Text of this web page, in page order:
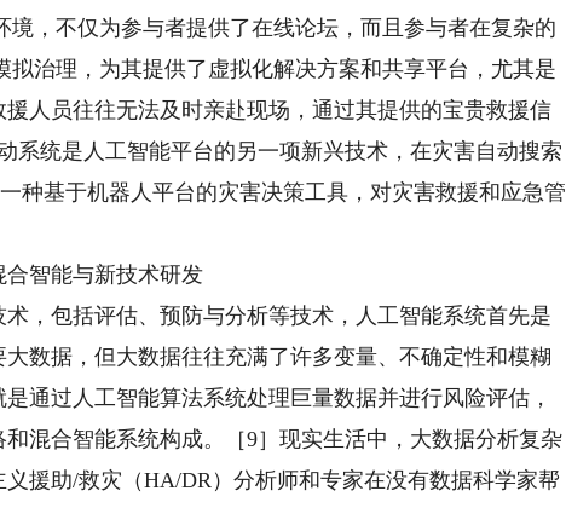
，不仅为参与者提供了在线论坛，而且参与者在复杂的
治理，为其提供了虚拟化解决方案和共享平台，尤其是
人员往往无法及时亲赴现场，通过其提供的宝贵救援信
系统是人工智能平台的另一项新兴技术，在灾害自动搜索
种基于机器人平台的灾害决策工具，对灾害救援和应急管
智能与新技术研发
包括评估、预防与分析等技术，人工智能系统首先是
数据，但大数据往往充满了许多变量、不确定性和模糊
通过人工智能算法系统处理巨量数据并进行风险评估，
混合智能系统构成。［9］现实生活中，大数据分析复杂
援助/救灾（HA/DR）分析师和专家在没有数据科学家帮